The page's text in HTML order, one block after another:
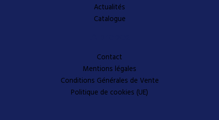
Actualités
Catalogue
Contact
Mentions légales
Conditions Générales de Vente
Politique de cookies (UE)